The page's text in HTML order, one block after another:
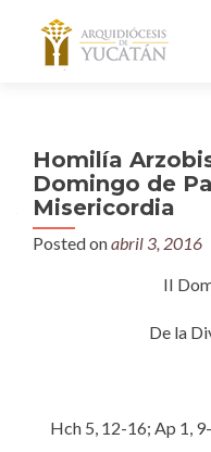
Homilía
Domingo de
Misericordia
Posted onabril 3, 2016
II
De la
Hch 5, 12-16; Ap 1,